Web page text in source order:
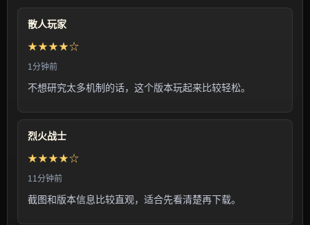
散人玩家
★★★★☆
1分钟前
不想研究太多机制的话，这个版本玩起来比较轻松。
烈火战士
★★★★☆
11分钟前
截图和版本信息比较直观，适合先看清楚再下载。